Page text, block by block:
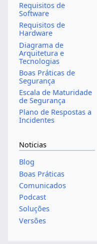
Requisitos de
Software
Requisitos de
Hardware
Diagrama de
Arquitetura e
Tecnologias
Boas Práticas de
Segurança
Escala de Maturidade
de Segurança
Plano de Respostas a
Incidentes
Noticias
Blog
Boas Práticas
Comunicados
Podcast
Soluções
Versões